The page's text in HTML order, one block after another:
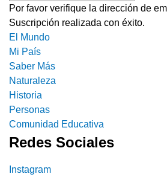
Por favor verifique la dirección de
Suscripción realizada con éxito.
El Mundo
Mi País
Saber Más
Naturaleza
Historia
Personas
Comunidad Educativa
Redes Sociales
Instagram